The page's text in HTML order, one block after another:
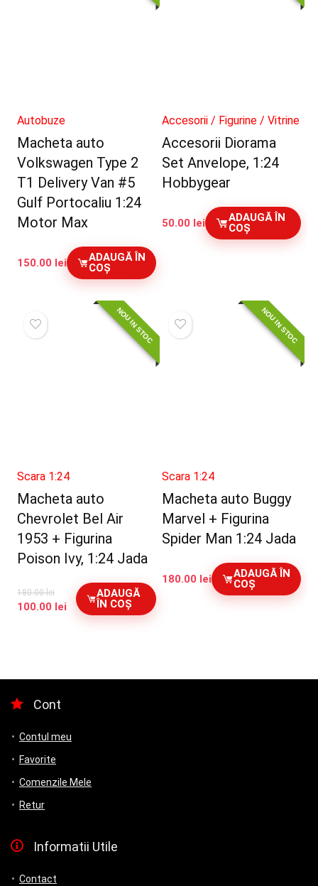
Autobuze
Macheta auto
Volkswagen Type 2
T1 Delivery Van #5
Gulf Portocaliu 1:24
Motor Max
150.00 lei
ADAUGĂ ÎN
COȘ
Accesorii / Figurine / Vitrine
Accesorii Diorama
Set Anvelope, 1:24
Hobbygear
50.00 lei
ADAUGĂ ÎN
COȘ
NOU IN STOC
Scara 1:24
Macheta auto
Chevrolet Bel Air
1953 + Figurina
Poison Ivy, 1:24 Jada
180.00lei
Prețul
100.00 lei Prețul
curent
ADAUGĂ
ÎN COȘ
NOU IN STOC
Scara 1:24
Macheta auto Buggy
Marvel + Figurina
Spider Man 1:24 Jada
180.00 lei
ADAUGĂ ÎN
COȘ
Cont
Contul meu
Favorite
Comenzile Mele
Retur
Informatii Utile
Contact